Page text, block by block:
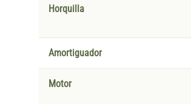
Horquilla
Amortiguador
Motor